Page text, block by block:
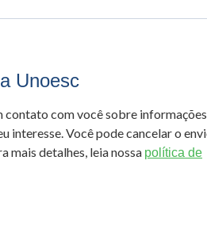
Unoesc
contato com você sobre informações
interesse. Você pode cancelar o
mais detalhes, leia nossa política de